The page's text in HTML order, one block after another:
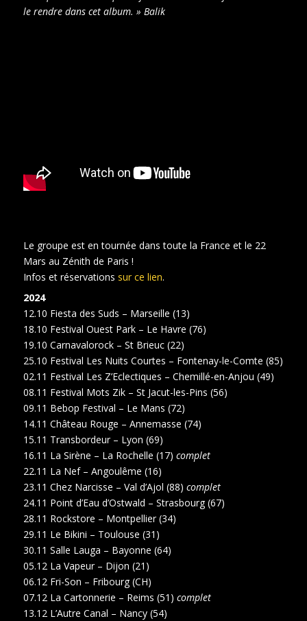
le rendre dans cet album. » Balik
Le groupe est en tournée dans toute la France et le 22
Mars au Zénith de Paris !
Infos et réservationssur ce lien.
2024
12.10 Fiesta des Suds – Marseille (13)
18.10 Festival Ouest Park – Le Havre (76)
19.10 Carnavalorock – St Brieuc (22)
25.10 Festival Les Nuits Courtes – Fontenay-le-Comte (85)
02.11 Festival Les Z’Eclectiques – Chemillé-en-Anjou (49)
08.11 Festival Mots Zik – St Jacut-les-Pins (56)
09.11 Bebop Festival – Le Mans (72)
14.11 Château Rouge – Annemasse (74)
15.11 Transbordeur – Lyon (69)
16.11 La Sirène – La Rochelle (17)complet
22.11 La Nef – Angoulême (16)
23.11 Chez Narcisse – Val d’Ajol (88)complet
24.11 Point d’Eau d’Ostwald – Strasbourg (67)
28.11 Rockstore – Montpellier (34)
29.11 Le Bikini – Toulouse (31)
30.11 Salle Lauga – Bayonne (64)
05.12 La Vapeur – Dijon (21)
06.12 Fri-Son – Fribourg (CH)
07.12 La Cartonnerie – Reims (51)complet
13.12 L’Autre Canal – Nancy (54)